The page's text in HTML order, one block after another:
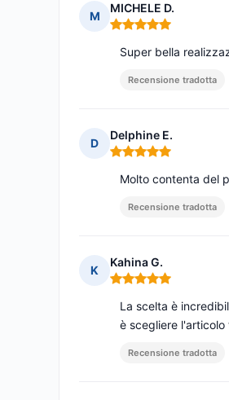
M
MICHELE D.
Nota: 5 su 5
Super bella
Recensione tradotta
D
Delphine E.
Nota: 5 su 5
Molto contenta del
Recensione tradotta
K
Kahina G.
Nota: 5 su 5
La scelta è
è scegliere
Recensione tradotta